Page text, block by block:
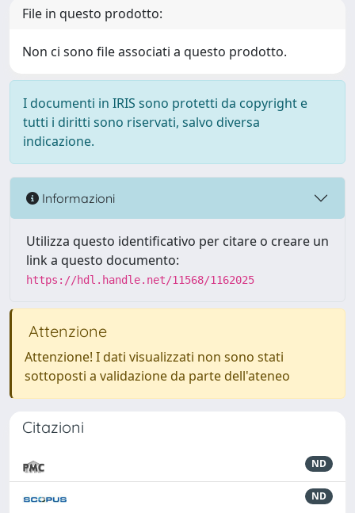
File in questo prodotto:
Non ci sono file associati a questo prodotto.
I documenti in IRIS sono protetti da copyright e
tutti i diritti sono riservati, salvo diversa
indicazione.
Informazioni
Utilizza questo identificativo per citare o creare un
link a questo documento:
https://hdl.handle.net/11568/1162025
Attenzione
Attenzione! I dati visualizzati non sono stati
sottoposti a validazione da parte dell'ateneo
Citazioni
ND
ND